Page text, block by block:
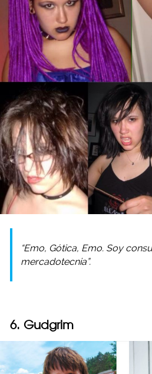
“Emo, Gótica, Emo. Soy
mercadotecnia”.
6. Gudgrim